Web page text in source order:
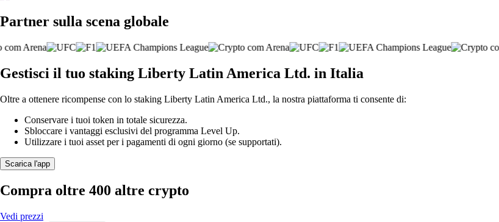
Partner sulla scena globale
Gestisci il tuo staking Liberty Latin America Ltd. in Italia
Oltre a ottenere ricompense con lo staking Liberty Latin America Ltd., la nostra piattaforma ti consente di:
Conservare i tuoi token in totale sicurezza.
Sbloccare i vantaggi esclusivi del programma Level Up.
Utilizzare i tuoi asset per i pagamenti di ogni giorno (se supportati).
Scarica l'app
Compra oltre 400 altre crypto
Vedi prezzi